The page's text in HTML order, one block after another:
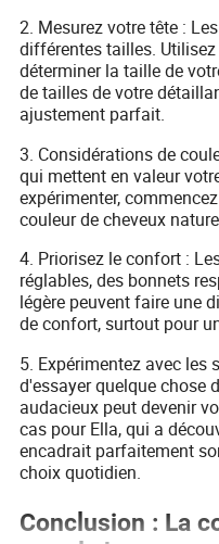
2. Mesurez votre tête :
différentes tailles.
déterminer la taille de
de tailles de votre
ajustement parfait.
3. Considérations de
qui mettent en valeur
expérimenter,
couleur de cheveux
4. Priorisez le confort :
réglables, des bonnets
légère peuvent faire une
de confort, surtout pour
5. Expérimentez avec les
d'essayer quelque chose
audacieux peut devenir
cas pour Ella, qui a
encadrait parfaitement
choix quotidien.
Conclusion : La